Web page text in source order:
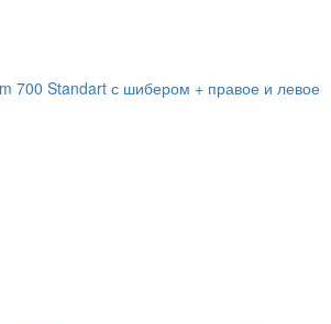
700 Standart с шибером + правое и левое